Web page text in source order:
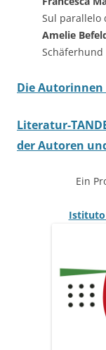
Sul parallelo
Amelie
Schäferhund
Die Autorinnen
Literatur-
der Autoren
Ein
Istituto